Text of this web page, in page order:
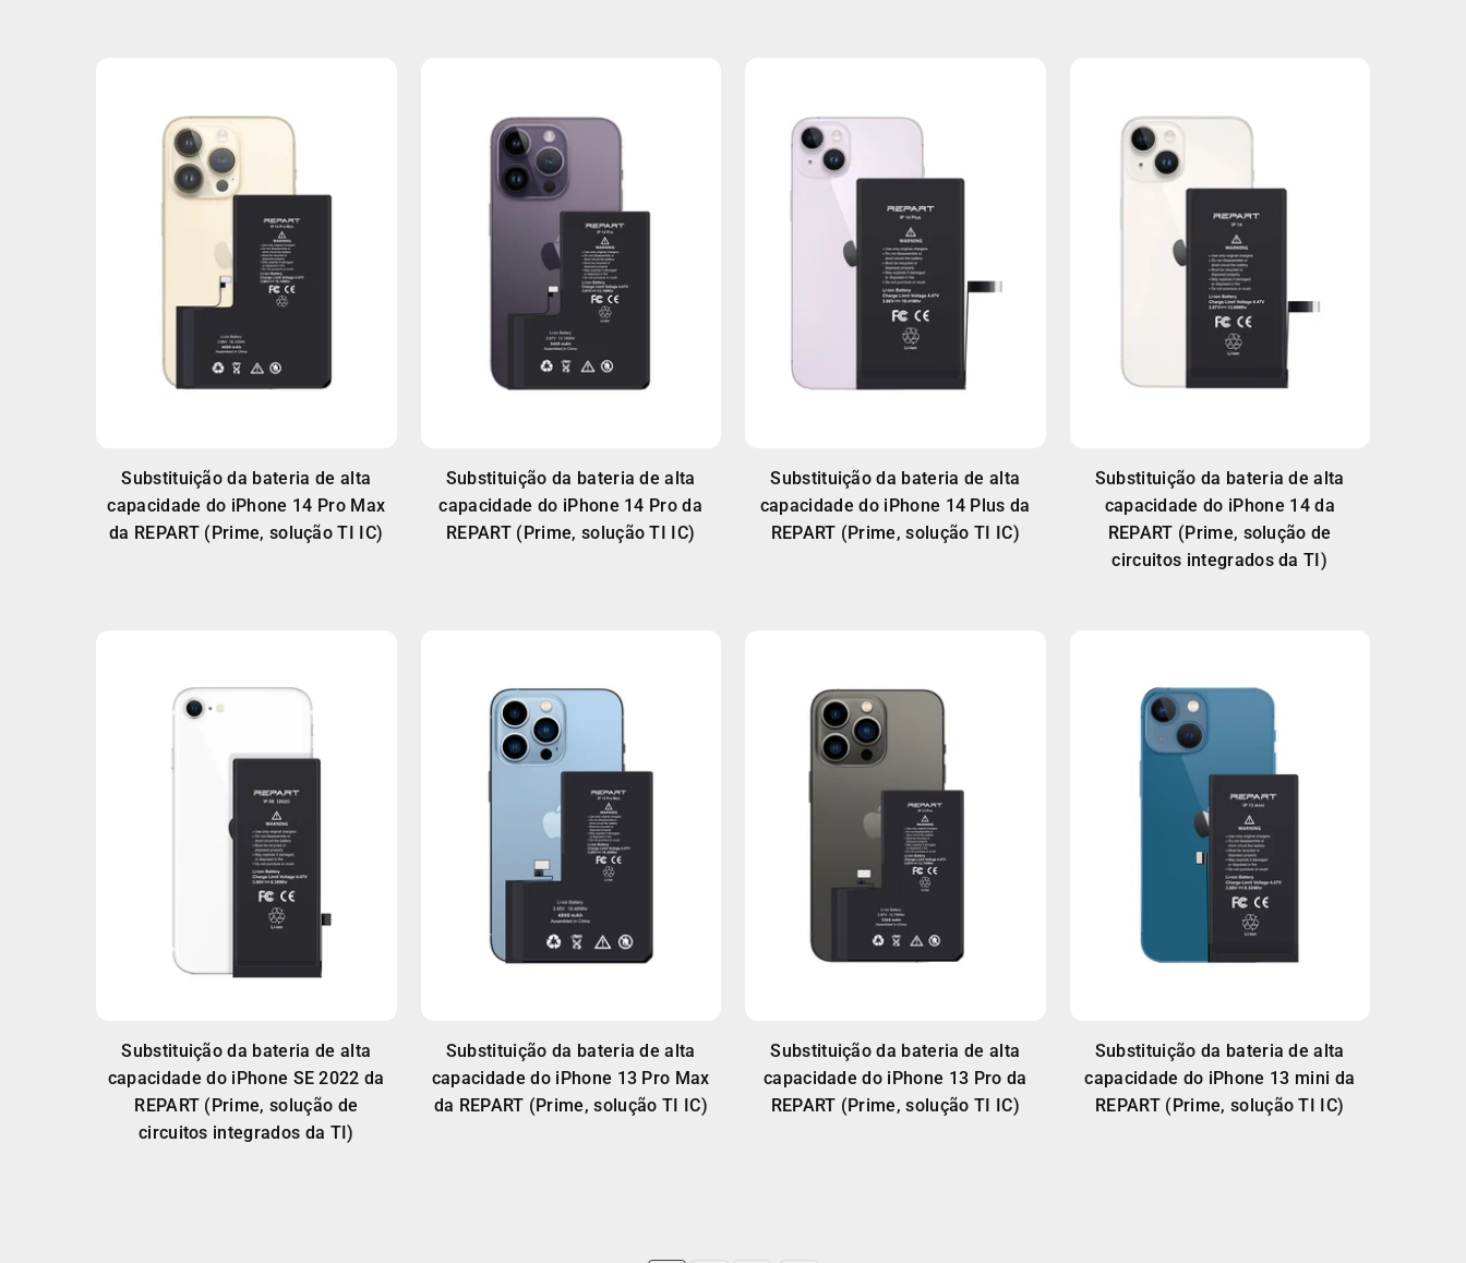
Substituição da bateria de alta
capacidade do iPhone 14 Pro Max
da REPART (Prime, solução TI IC)
Substituição da bateria de alta
capacidade do iPhone 14 Pro da
REPART (Prime, solução TI IC)
Substituição da bateria de alta
capacidade do iPhone 14 Plus da
REPART (Prime, solução TI IC)
Substituição da bateria de alta
capacidade do iPhone 14 da
REPART (Prime, solução de
circuitos integrados da TI)
Substituição da bateria de alta
capacidade do iPhone SE 2022 da
REPART (Prime, solução de
circuitos integrados da TI)
Substituição da bateria de alta
capacidade do iPhone 13 Pro Max
da REPART (Prime, solução TI IC)
Substituição da bateria de alta
capacidade do iPhone 13 Pro da
REPART (Prime, solução TI IC)
Substituição da bateria de alta
capacidade do iPhone 13 mini da
REPART (Prime, solução TI IC)